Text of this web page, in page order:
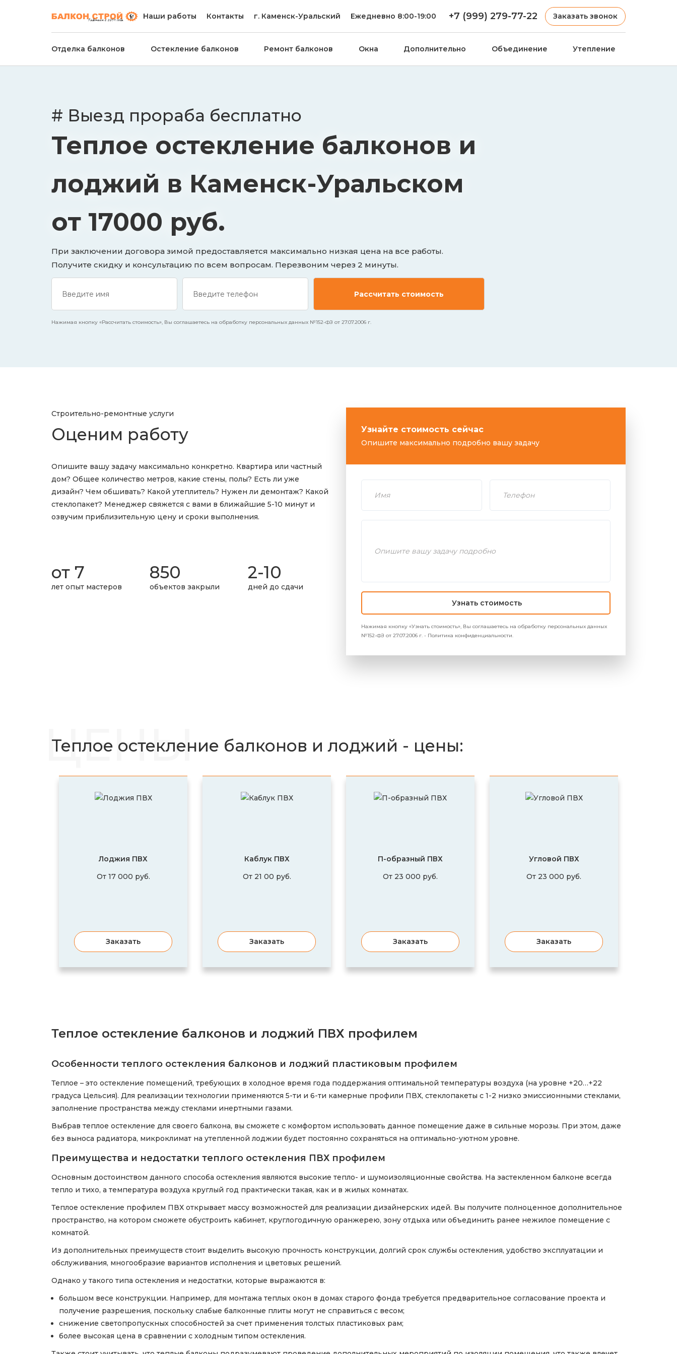
Наши работы Контакты г. Каменск-Уральский Ежедневно 8:00-19:00 +7 (999) 279-77-22 Заказать звонок
Отделка балконов Остекление балконов Ремонт балконов Окна Дополнительно Объединение Утепление
# Выезд прораба бесплатно
Теплое остекление балконов и
лоджий в Каменск-Уральском
от 17000 руб.
При заключении договора зимой предоставляется максимально низкая цена на все работы.
Получите скидку и консультацию по всем вопросам. Перезвоним через 2 минуты.
Нажимая кнопку «Рассчитать стоимость», Вы соглашаетесь на обработку персональных данных №152-ФЗ от 27.07.2006 г.
Строительно-ремонтные услуги
Оценим работу
Опишите вашу задачу максимально конкретно. Квартира или частный
дом? Общее количество метров, какие стены, полы? Есть ли уже
дизайн? Чем обшивать? Какой утеплитель? Нужен ли демонтаж? Какой
стеклопакет? Менеджер свяжется с вами в ближайшие 5-10 минут и
озвучим приблизительную цену и сроки выполнения.
от 7
лет опыт мастеров
850
объектов закрыли
2-10
дней до сдачи
Узнайте стоимость сейчас
Опишите максимально подробно вашу задачу
Узнать стоимость
Нажимая кнопку «Узнать стоимость», Вы соглашаетесь на обработку персональных данных
№152-ФЗ от 27.07.2006 г. - Политика конфиденциальности.
ЦЕНЫ
Теплое остекление балконов и лоджий - цены:
Лоджия ПВХ
От 17 000 руб.
Заказать
Каблук ПВХ
От 21 00 руб.
Заказать
П-образный ПВХ
От 23 000 руб.
Заказать
Угловой ПВХ
От 23 000 руб.
Заказать
Теплое остекление балконов и лоджий ПВХ профилем
Особенности теплого остекления балконов и лоджий пластиковым профилем
Теплое – это остекление помещений, требующих в холодное время года поддержания оптимальной температуры воздуха (на уровне +20…+22
градуса Цельсия). Для реализации технологии применяются 5-ти и 6-ти камерные профили ПВХ, стеклопакеты с 1-2 низко эмиссионными стеклами,
заполнение пространства между стеклами инертными газами.
Выбрав теплое остекление для своего балкона, вы сможете с комфортом использовать данное помещение даже в сильные морозы. При этом, даже
без выноса радиатора, микроклимат на утепленной лоджии будет постоянно сохраняться на оптимально-уютном уровне.
Преимущества и недостатки теплого остекления ПВХ профилем
Основным достоинством данного способа остекления являются высокие тепло- и шумоизоляционные свойства. На застекленном балконе всегда
тепло и тихо, а температура воздуха круглый год практически такая, как и в жилых комнатах.
Теплое остекление профилем ПВХ открывает массу возможностей для реализации дизайнерских идей. Вы получите полноценное дополнительное
пространство, на котором сможете обустроить кабинет, круглогодичную оранжерею, зону отдыха или объединить ранее нежилое помещение с
комнатой.
Из дополнительных преимуществ стоит выделить высокую прочность конструкции, долгий срок службы остекления, удобство эксплуатации и
обслуживания, многообразие вариантов исполнения и цветовых решений.
Однако у такого типа остекления и недостатки, которые выражаются в:
большом весе конструкции. Например, для монтажа теплых окон в домах старого фонда требуется предварительное согласование проекта и
получение разрешения, поскольку слабые балконные плиты могут не справиться с весом;
снижение светопропускных способностей за счет применения толстых пластиковых рам;
более высокая цена в сравнении с холодным типом остекления.